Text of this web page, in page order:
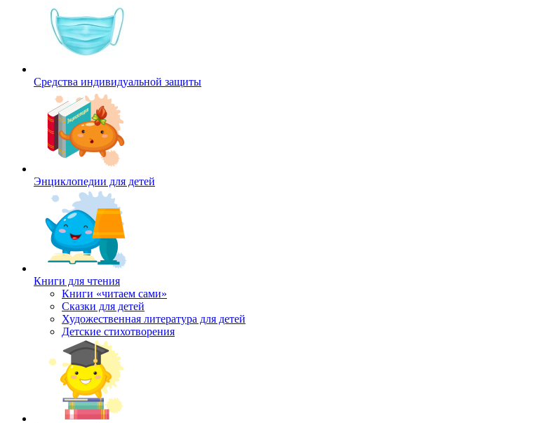
Средства индивидуальной защиты
Энциклопедии для детей
Книги для чтения
Книги «читаем сами»
Сказки для детей
Художественная литература для детей
Детские стихотворения